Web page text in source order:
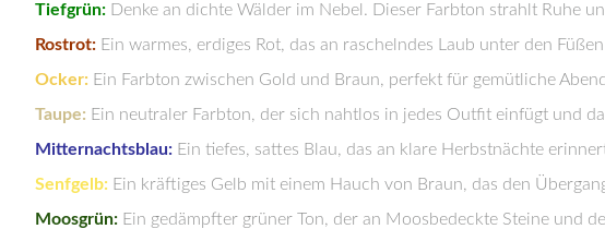
Tiefgrün: Denke an dichte Wälder im Nebel. Dieser Farbton strahlt Ruhe
Rostrot: Ein warmes, erdiges Rot, das an raschelndes Laub unter den
Ocker: Ein Farbton zwischen Gold und Braun, perfekt für gemütliche
Taupe: Ein neutraler Farbton, der sich nahtlos in jedes Outfit einfügt und
Mitternachtsblau: Ein tiefes, sattes Blau, das an klare Herbstnächte
Senfgelb: Ein kräftiges Gelb mit einem Hauch von Braun, das den
Moosgrün: Ein gedämpfter grüner Ton, der an Moosbedeckte Steine und